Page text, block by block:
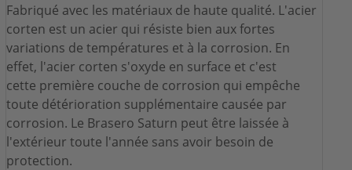
Fabriqué avec les matériaux de haute qualité. L'acier
corten est un acier qui résiste bien aux fortes
variations de températures et à la corrosion. En
effet, l'acier corten s'oxyde en surface et c'est
cette première couche de corrosion qui empêche
toute détérioration supplémentaire causée par
corrosion. Le Brasero Saturn peut être laissée à
l'extérieur toute l'année sans avoir besoin de
protection.